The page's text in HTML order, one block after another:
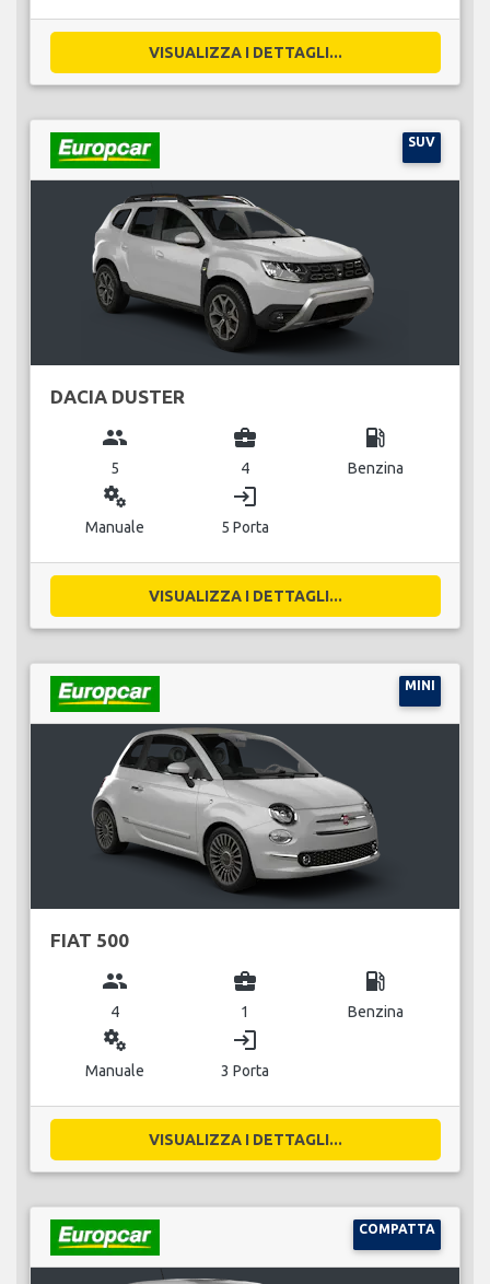
VISUALIZZA I DETTAGLI...
SUV
DACIA DUSTER
group
5
business_center
4
local_gas_station
Benzina
miscellaneous_services
Manuale
login
5 Porta
VISUALIZZA I DETTAGLI...
MINI
FIAT 500
group
4
business_center
1
local_gas_station
Benzina
miscellaneous_services
Manuale
login
3 Porta
VISUALIZZA I DETTAGLI...
COMPATTA